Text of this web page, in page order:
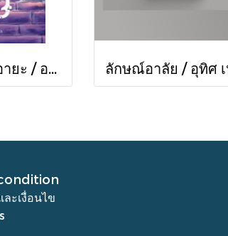
ยักษ์ / อิมามุระ อายะ / อภิญญา เตชะบุญไพศาล / prism
ะเงื่อนไข